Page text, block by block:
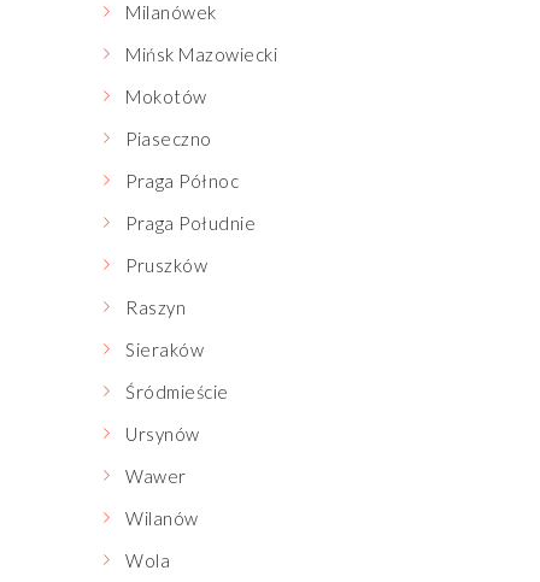
Milanówek
Mińsk Mazowiecki
Mokotów
Piaseczno
Praga Północ
Praga Południe
Pruszków
Raszyn
Sieraków
Śródmieście
Ursynów
Wawer
Wilanów
Wola